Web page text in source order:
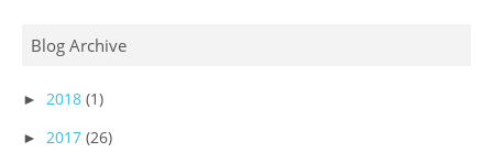
Blog Archive
► 2018 (1)
► 2017 (26)